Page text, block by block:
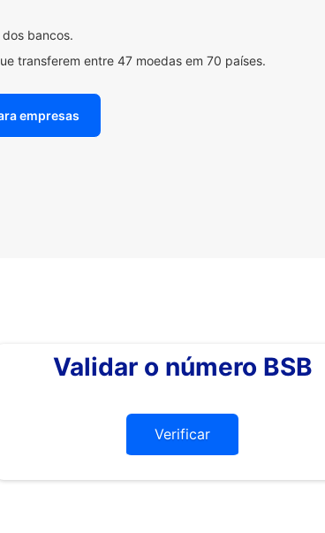
bancos.
transferem entre 47 moedas em 70 países.
empresas
Validar o número BSB
Verificar